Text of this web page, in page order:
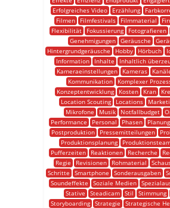
Erfolgreiches Video
Erzählung
Filmen
Filmfestivals Filmmaterial
Flexibilität
Fokussierung Fotografieren
Genehmigungen
Geräusche
Hintergrundgeräusche
Hobby Hörbuch
Information
Inhalte Inhaltlich
Kameraeinstellungen
Kameras
Kommunikation
Komplexer
Konzeptentwicklung
Kosten Kran
Location Scouting
Locations
Mikrofone
Musik Notfallbudget
Performance
Personal Phasen Planung
Postproduktion
Pressemitteilungen
Produktionsplanung
Pufferzeiten
Reaktionen Recherche
Regie
Revisionen Rohmaterial
Schritte
Smartphone Sonderausgaben
Soundeffekte
Soziale Medien
Stative
Steadicam Stil Stimmung
Storyboarding Strategie
Strategische